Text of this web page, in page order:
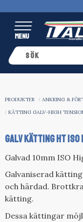
Meny
PRODUKTER ANKRING &
KÄTTING GALV-HIGH
GALV KÄTTING HT
Galvad 10mm ISO
Galvaniserad
och härdad.
kätting.
Dessa kättingar